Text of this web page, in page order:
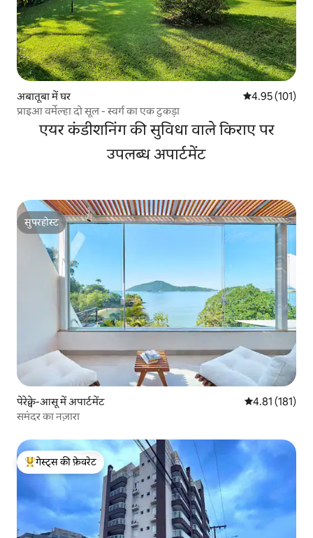
अबातूबा में घर औसत रेटिंग 5 में से
4.95 (101)
प्राइआ वर्मेल्हा दो सूल - स्वर्ग का एक टुकड़ा
एयर कंडीशनिंग की सुविधा वाले किराए पर
उपलब्ध अपार्टमेंट
सुपरहोस्ट
सुपरहोस्ट
पेरेक्वे-आसू में अपार्टमेंट औसत रेटिंग 5 में से
4.81 (181)
समंदर का नज़ारा
गेस्ट्स का टॉप फ़ेवरेट
गेस्ट्स की फ़ेवरेट